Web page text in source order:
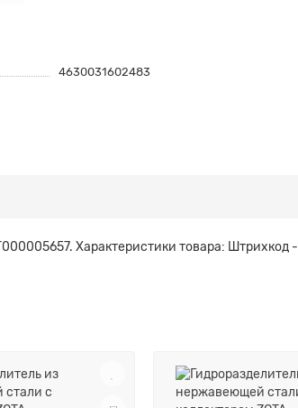
4630031602483
Характеристики товара: Штрихкод -